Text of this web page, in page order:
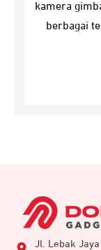
kamera
berbagai
Jl. Lebak